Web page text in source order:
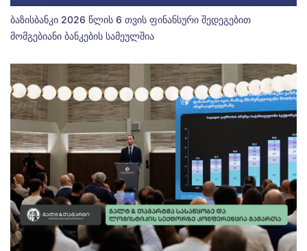
ბაზისბანკი 2026 წლის 6 თვის ფინანსური შედეგებით
მომგებიანი ბანკების სამეულშია